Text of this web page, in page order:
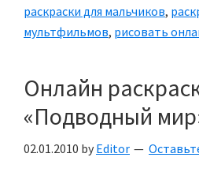
раскраски для мальчиков,
мультфильмов, рисовать
Онлайн
«Подводный
02.01.2010 by Editor